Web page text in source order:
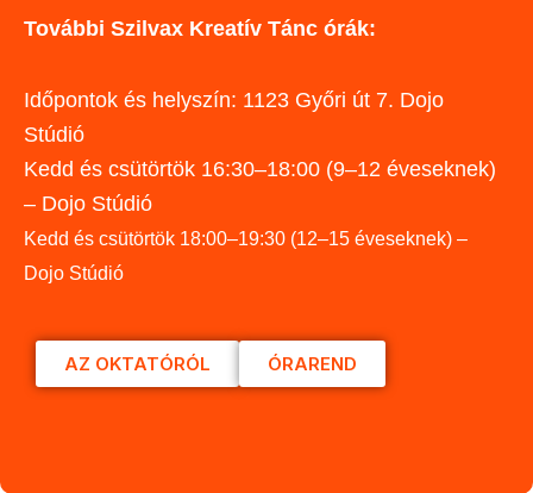
További Szilvax Kreatív Tánc órák:
Időpontok és helyszín: 1123 Győri út 7. Dojo
Stúdió
Kedd és csütörtök 16:30–18:00 (9–12 éveseknek)
– Dojo Stúdió
Kedd és csütörtök 18:00–19:30 (12–15 éveseknek) –
Dojo Stúdió
AZ OKTATÓRÓL ÓRAREND